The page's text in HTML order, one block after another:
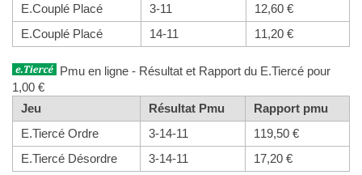
E.Couplé Placé
3-11
12,60 €
E.Couplé Placé
14-11 11,20 €
Pmu en ligne - Résultat et Rapport du E.Tiercé pour
1,00 €
Jeu
Résultat Pmu
Rapport pmu
E.Tiercé Ordre
3-14-11
119,50 €
E.Tiercé Désordre
3-14-11 17,20 €